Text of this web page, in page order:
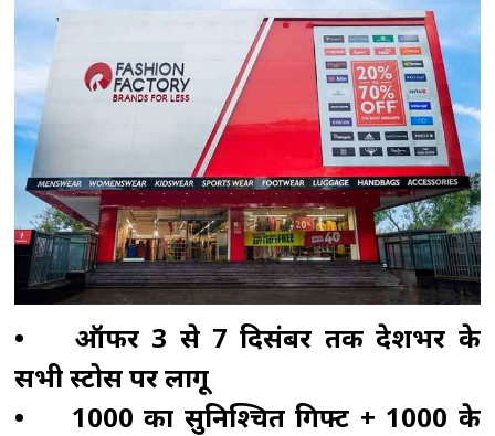
रही है, गृहमंत्री संसद में जवाब देने से बच रहे: प्रियंका
राज्यसभा में खड़गे-रिजिजू के बीच तीखी बहस,
संसदीय कार्य मंत्री बोले -गृह मंत्री सुबह से रात तक संसद
परिसर में मौजूद रहते हैं
सीएम योगी का सपा पर
हमला, कहा- वोट बैंक की राजनीति ने कारीगरों का
सम्मान छीना
सीबीआई चार्जशीट में दावा : निगरानी
की कमी बनी नीट पेपर लीक की वजह, विशेषज्ञों की
जांच और तलाशी नहीं हुई
•
ऑफर 3 से 7 दिसंबर तक देशभर के
सभी स्टोर्स पर लागू
•
₹1000 का सुनिश्चित गिफ्ट + ₹1000 के